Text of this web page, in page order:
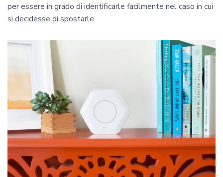
per essere in grado di identificarle facilmente nel caso in cui
si decidesse di spostarle.